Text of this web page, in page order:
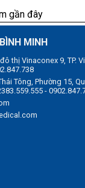
gần đây
MINH
thị Vinaconex 9, TP.
Tông, Phường 15,
-